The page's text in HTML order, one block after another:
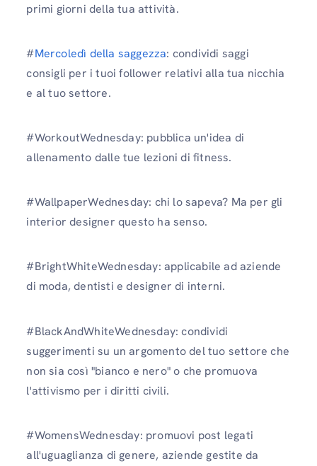
primi giorni della tua attività.
#Mercoledì della saggezza: condividi saggi
consigli per i tuoi follower relativi alla tua nicchia
e al tuo settore.
#WorkoutWednesday: pubblica un'idea di
allenamento dalle tue lezioni di fitness.
#WallpaperWednesday: chi lo sapeva? Ma per gli
interior designer questo ha senso.
#BrightWhiteWednesday: applicabile ad aziende
di moda, dentisti e designer di interni.
#BlackAndWhiteWednesday: condividi
suggerimenti su un argomento del tuo settore che
non sia così "bianco e nero" o che promuova
l'attivismo per i diritti civili.
#WomensWednesday: promuovi post legati
all'uguaglianza di genere, aziende gestite da